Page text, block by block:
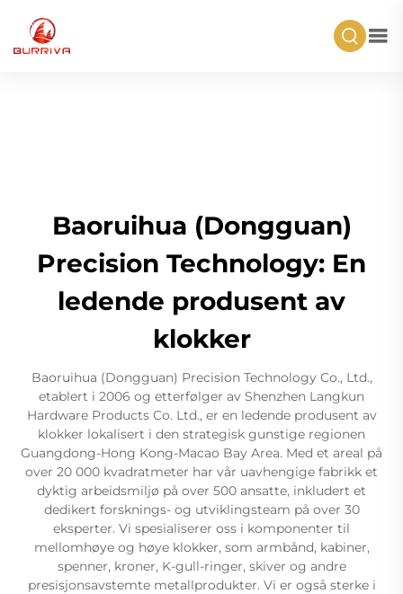
Baoruihua (Dongguan)
Precision Technology: En
ledende produsent av
klokker
Baoruihua (Dongguan) Precision Technology Co., Ltd.,
etablert i 2006 og etterfølger av Shenzhen Langkun
Hardware Products Co. Ltd., er en ledende produsent av
klokker lokalisert i den strategisk gunstige regionen
Guangdong-Hong Kong-Macao Bay Area. Med et areal på
over 20 000 kvadratmeter har vår uavhengige fabrikk et
dyktig arbeidsmiljø på over 500 ansatte, inkludert et
dedikert forsknings- og utviklingsteam på over 30
eksperter. Vi spesialiserer oss i komponenter til
mellomhøye og høye klokker, som armbånd, kabiner,
spenner, kroner, K-gull-ringer, skiver og andre
presisjonsavstemte metallprodukter. Vi er også sterke i